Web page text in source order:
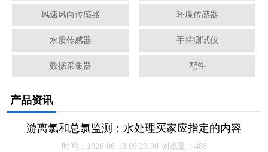
风速风向传感器 环境传感器
水质传感器 手持测试仪
数据采集器 配件
产品资讯
游离氯和总氯监测：水处理买家应指定的内容
时间：2026-06-13 09:23:30 浏览量：468